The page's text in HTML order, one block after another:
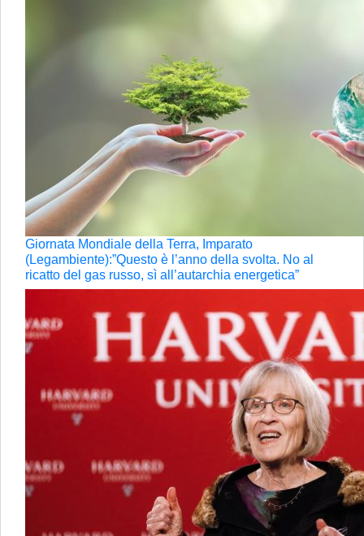
Giornata Mondiale della Terra, Imparato
(Legambiente):”Questo è l’anno della svolta. No al
ricatto del gas russo, sì all’autarchia energetica”